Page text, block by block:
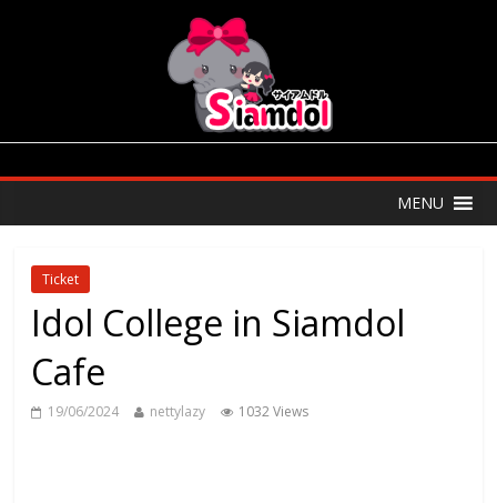
MENU
Ticket
Idol College in Siamdol
Cafe
19/06/2024 nettylazy 1032 Views